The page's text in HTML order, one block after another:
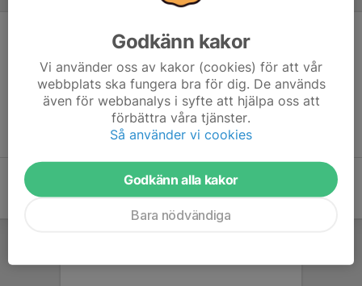
Ingen målvaktsstatistik inlagd
Godkänn kakor
Vi använder oss av kakor (cookies) för att vår
webbplats ska fungera bra för dig. De används
även för webbanalys i syfte att hjälpa oss att
förbättra våra tjänster.
Så använder vi cookies
Godkänn alla kakor
Bara nödvändiga